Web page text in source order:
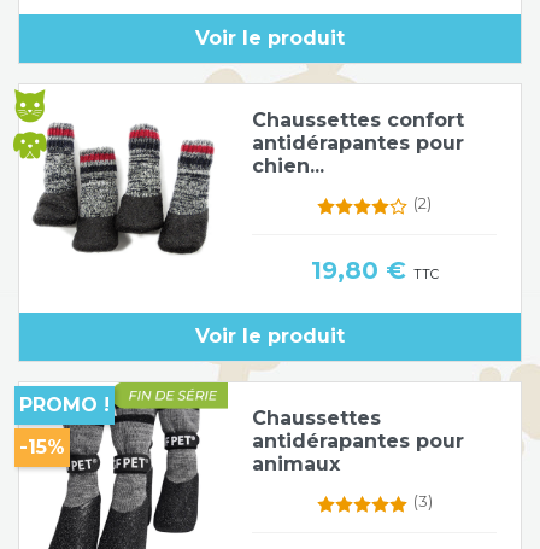
Voir le produit
Chaussettes confort
antidérapantes pour
chien...
(2)
Prix
19,80 € TTC
Voir le produit
Chaussettes
antidérapantes pour
animaux
(3)
PROMO !
-15%